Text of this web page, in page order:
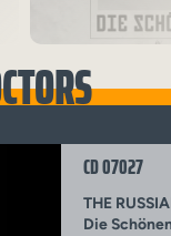
CD 07027
THE
Die